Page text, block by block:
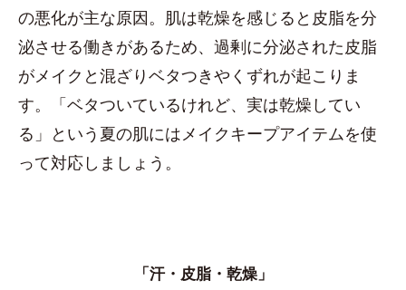
の悪化が主な原因。肌は乾燥を感じると皮脂を分
泌させる働きがあるため、過剰に分泌された皮脂
がメイクと混ざりベタつきやくずれが起こりま
す。「ベタついているけれど、実は乾燥してい
る」という夏の肌にはメイクキープアイテムを使
って対応しましょう。
「汗・皮脂・乾燥」